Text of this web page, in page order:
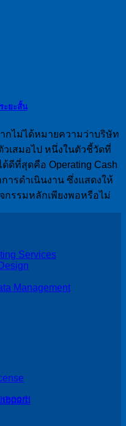
Services
Management
ะยะสั้น
กไม่ได้หมายความว่าบริษัท
วเสมอไป หนึ่งในตัวชี้วัดที่
ดีที่สุดคือ Operating Cash
ารดำเนินงาน ซึ่งแสดงให้
กรรมหลักเพียงพอหรือไม่
report